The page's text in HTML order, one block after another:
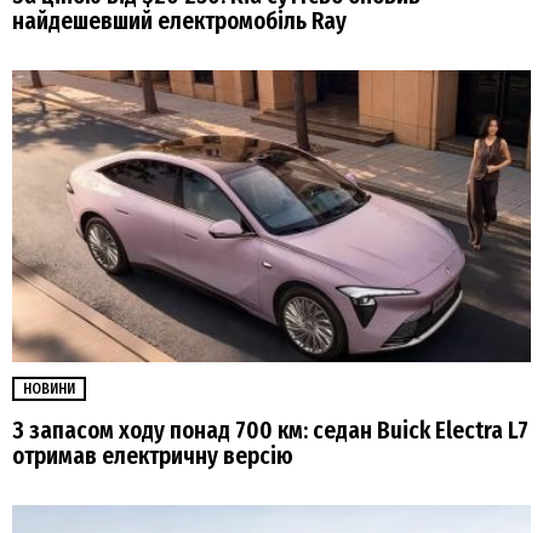
найдешевший електромобіль Ray
НОВИНИ
З запасом ходу понад 700 км: седан Buick Electra L7
отримав електричну версію